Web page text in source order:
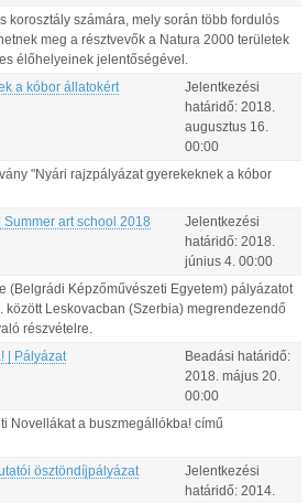
korosztály számára, mely során több fordulós
meg a résztvevők a Natura 2000 területek
élőhelyeinek jelentőségével.
a kóbor állatokért
Jelentkezési
határidő: 2018.
augusztus 16
00:00
"Nyári rajzpályázat gyerekeknek a kóbor
art school 2018
Jelentkezési
határidő: 2018.
június 4 00:00
(Belgrádi Képzőművészeti Egyetem) pályázatot
között Leskovacban (Szerbia) megrendezendő
részvételre.
| Pályázat
Beadási határidő:
2018. május 20
00:00
Novellákat a buszmegállókba! című
ösztöndíjpályázat
Jelentkezési
határidő: 2014.